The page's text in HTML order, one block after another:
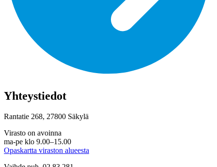
Yhteystiedot
Rantatie 268, 27800 Säkylä
Virasto on avoinna
ma-pe klo 9.00–15.00
Opaskartta viraston alueesta